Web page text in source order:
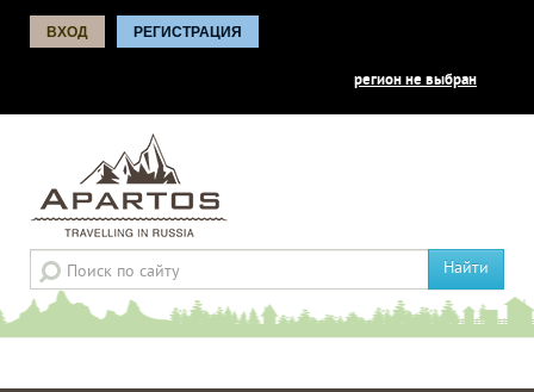
ВХОД РЕГИСТРАЦИЯ
регион не выбран
Найти